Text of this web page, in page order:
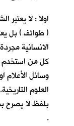
اولا : لا
( طوائف ) بل
الانسانية
كل من استخدم
وسائل الأعلام
العلوم
بلفظ لا يصرح
.